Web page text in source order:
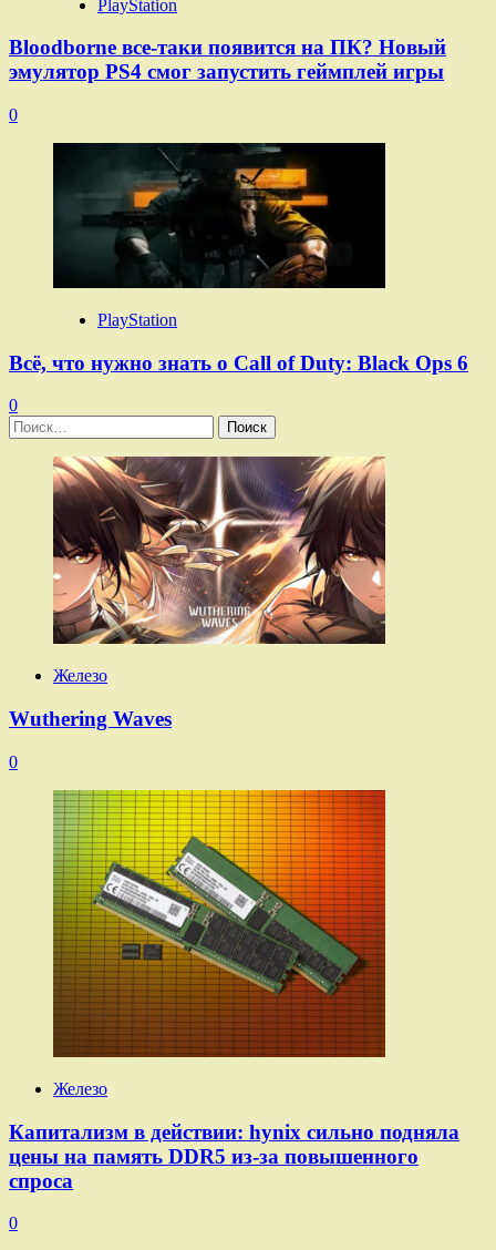
PlayStation
Bloodborne все-таки появится на ПК? Новый
эмулятор PS4 смог запустить геймплей игры
0
PlayStation
Всё, что нужно знать о Call of Duty: Black Ops 6
0
Найти:
Железо
Wuthering Waves
0
Железо
Капитализм в действии: hynix сильно подняла
цены на память DDR5 из-за повышенного
спроса
0